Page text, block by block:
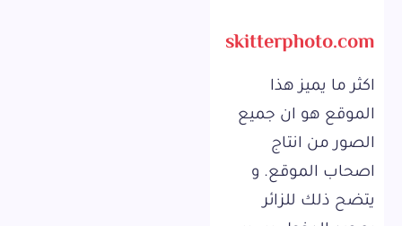
skitterphoto.com
اكثر ما يميز هذا
الموقع هو ان جميع
الصور من انتاج
اصحاب الموقع. و
يتضح ذلك للزائر